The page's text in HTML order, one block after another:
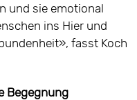
und sie emotional
ins Hier und
fasst Koch
Begegnung